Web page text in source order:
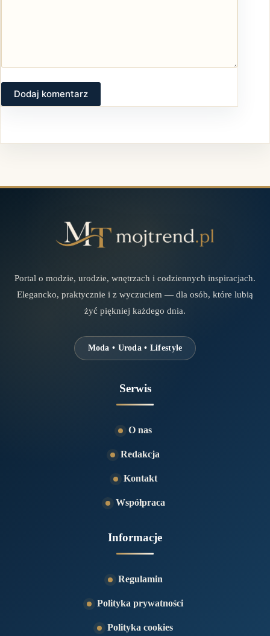
Dodaj komentarz
Portal o modzie, urodzie, wnętrzach i codziennych inspiracjach.
Elegancko, praktycznie i z wyczuciem — dla osób, które lubią
żyć piękniej każdego dnia.
Moda • Uroda • Lifestyle
Serwis
O nas
Redakcja
Kontakt
Współpraca
Informacje
Regulamin
Polityka prywatności
Polityka cookies